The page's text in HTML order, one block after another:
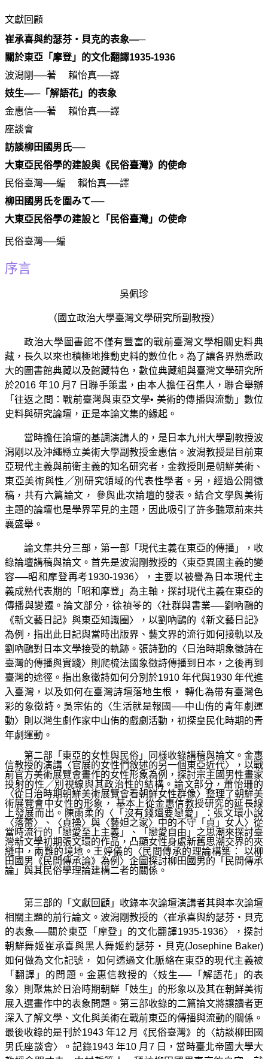
文獻回顧
崔承喜與約瑟芬・貝克的表象―─
關於東亞「摩登」的文化翻譯1935-1936
波潟剛──著 賴怡真──譯
妓生―─「解語花」的表象
金惠信──著 賴怡真──譯
座談會
訪談柳田國男氏──
大東亞民俗學的建設與《民俗臺灣》的使命
民俗臺灣──編 賴怡真──譯
柳田國男氏を圍みて──
大東亞民俗學の建設と「民俗臺灣」の使命
民俗臺灣──編
序言
吳佩珍
（國立政治大學臺灣文學研究所副教授）
政治大學圖書館不僅有豐富的戰前臺灣文學相關史料典
藏，長久以來也積極地推動史料的數位化。為了讓各界熟悉政
大的圖書館典藏以及館藏特色，數位典藏組與臺灣文學研究所
於2016 年10 月7 日聯手策畫，由本人擔任召集人，聯合舉辦
「往返之間：戰前臺灣與東亞文學• 美術的傳播與流動」數位
史料與研究論壇，正是本論文集的緣起。
當時擔任論壇的基調演講人的，是日本九州大學副教授波
潟剛以及沖繩縣立美術大學副教授金惠信。波潟教授是目前東
亞現代主義與前衛主義的知名研究者，金教授則是朝鮮美術、
東亞美術與性╱別研究領域的代表性學者。另，經過公開徵
稿，共有六篇論文，
參與此次論壇的發表。結合文學與美術
主題的論壇也是學界罕見的主題，因此吸引了許多聽眾前來共
襄盛舉。
論文集共分三部，第一部「現代主義在東亞的傳播」，收
錄論壇講稿與論文。首先是波潟剛教授的〈東亞異國主義的變
容──昭和摩登再考1930-1936〉，主要以被譽為日本現代主
義成熟代表期的「昭和摩登」為主軸，探討現代主義在東亞的
傳播與變遷。論文部分，徐禎苓的〈社群與書業──劉吶鷗的
《新文藝日記》與東亞知識圈〉，以劉吶鷗的《新文藝日記》
為例，指出此日記與當時出版界、藝文界的流行如何接軌以及
劉吶鷗對日本文學接受的軌跡。張詩勤的〈日治時期象徵詩在
臺灣的傳播與實踐〉則爬梳法國象徵詩傳播到日本，之後再到
臺灣的途徑。指出象徵詩如何分別於1910 年代與1930 年代進
入臺灣，以及如何在臺灣詩壇落地生根，
轉化為帶有臺灣色
彩的象徵詩。吳宗佑的〈生活就是報國──中山侑的青年劇運
動〉則以灣生劇作家中山侑的戲劇活動，初探皇民化時期的青
年劇運動。
第二部「東亞的女性與民俗」同樣收錄講稿與論文。金惠
信教授的演講〈官展的女性們敘述的另一個東亞近代〉，以戰
前官方美術展覽會畫作的女性形象為例，探討宗主國男性畫家
投射的性╱別視線與其政治性的結構。論文部分，蕭怡珊的
〈從日治時期朝鮮美術展覽會看朝鮮女性群像〉整理了朝鮮美
術展覽會中女性的形象，
基本上從金惠信教授研究的延長線
上發展而出。陳雨柔的〈「沒有錢還要戀愛」：張文環小說
〈落蕾〉、〈貞操〉與〈藝妲之家〉中的不守「貞」女人〉從
當時流行的「戀愛至上主義」、「戀愛自由」之思潮來探討臺
灣新文學初期張文環的作品，凸顯女性身處新舊思潮交界的夾
縫中，兩難的境地。王婷儀的〈民間傳承的理論構築：
以柳
田國男《民間傳承論》為例〉企圖探討柳田國男的「民間傳承
論」與其民俗學理論建構二者的關係。
第三部的「文獻回顧」收錄本次論壇演講者其與本次論壇
相關主題的前行論文。波潟剛教授的〈崔承喜與約瑟芬・貝克
的表象──關於東亞「摩登」的文化翻譯1935-1936〉，探討
朝鮮舞姬崔承喜與黑人舞姬約瑟芬・貝克(Josephine Baker)
如何做為文化記號，
如何透過文化脈絡在東亞的現代主義被
「翻譯」的問題。金惠信教授的〈妓生──「解語花」的表
象〉則聚焦於日治時期朝鮮「妓生」的形象以及其在朝鮮美術
展入選畫作中的表象問題。第三部收錄的二篇論文將讓讀者更
深入了解文學、文化與美術在戰前東亞的傳播與流動的關係。
最後收錄的是刊於1943 年12 月《民俗臺灣》的〈訪談柳田國
男氏座談會〉。記錄1943 年10 月7 日，當時臺北帝國大學大